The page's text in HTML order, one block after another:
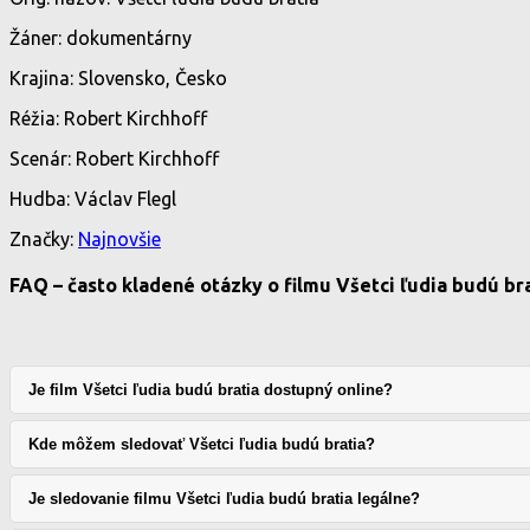
Žáner: dokumentárny
Krajina: Slovensko, Česko
Réžia: Robert Kirchhoff
Scenár: Robert Kirchhoff
Hudba: Václav Flegl
Značky: Najnovšie
FAQ – často kladené otázky o filmu Všetci ľudia budú
Je film Všetci ľudia budú bratia dostupný online?
Kde môžem sledovať Všetci ľudia budú bratia?
Je sledovanie filmu Všetci ľudia budú bratia legálne?